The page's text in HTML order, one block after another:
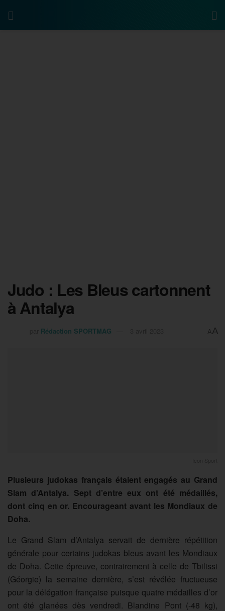
Judo : Les Bleus cartonnent
à Antalya
Rédaction SPORTMAG AA
Plusieurs judokas français étaient engagés au Grand
Slam d’Antalya. Sept d’entre eux ont été médaillés,
dont cinq en or. Encourageant avant les Mondiaux de
Doha.
Le Grand Slam d’Antalya servait de dernière répétition
générale pour certains judokas bleus avant les Mondiaux
de Doha. Cette épreuve, contrairement à celle de Tbilissi
(Géorgie) la semaine dernière, s’est révélée fructueuse
pour la délégation française puisque quatre médailles d’or
ont été glanées dès vendredi. Blandine Pont (-48 kg),